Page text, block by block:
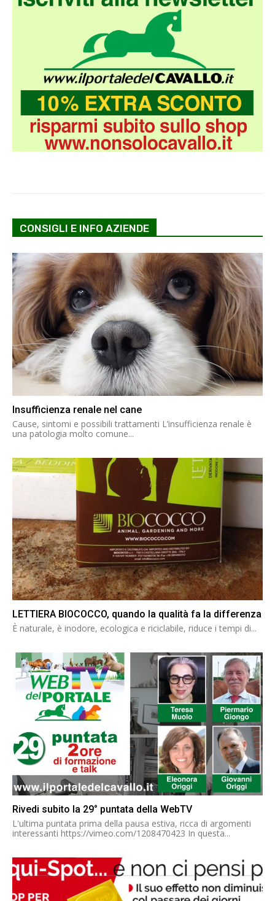
CONSIGLI E INFO AZIENDE
Insufficienza renale nel cane
Cause, sintomi e possibili trattamenti L’insufficienza renale è
una patologia molto comune...
LETTIERA BIOCOCCO, quando la qualità fa la differenza
È naturale, è inodore, ecologica e riciclabile, riduce i tempi di...
Rivedi subito la 29° puntata della WebTV
L'ultima puntata prima della pausa estiva, ricca di argomenti
interessanti https://vimeo.com/1208470423 In questa...